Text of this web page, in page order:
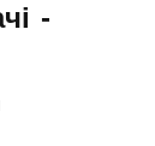
-